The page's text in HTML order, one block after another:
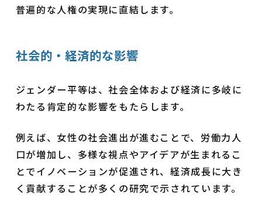
普遍的な人権の実現に直結します。
社会的・経済的な影響
ジェンダー平等は、社会全体および経済に多岐に
わたる肯定的な影響をもたらします。
例えば、女性の社会進出が進むことで、労働力人
口が増加し、多様な視点やアイデアが生まれるこ
とでイノベーションが促進され、経済成長に大き
く貢献することが多くの研究で示されています。